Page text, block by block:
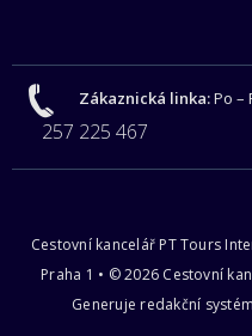
Zákaznická linka:Po –
257 225 467
Cestovní kancelář PT Tours
Praha 1 • © 2026 Cestovní
Generuje redakční systém